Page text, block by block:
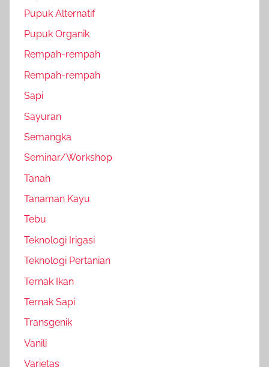
Pupuk Alternatif
Pupuk Organik
Rempah-rempah
Rempah-rempah
Sapi
Sayuran
Semangka
Seminar/Workshop
Tanah
Tanaman Kayu
Tebu
Teknologi Irigasi
Teknologi Pertanian
Ternak Ikan
Ternak Sapi
Transgenik
Vanili
Varietas